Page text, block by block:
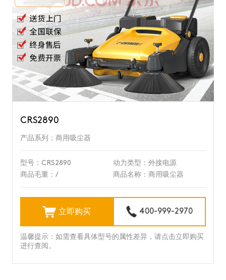
CRS2890
产品系列：商用吸尘器
型号：CRS2890
动力类型：外接电源
商品毛重：/
商品名称：商用吸尘器
立即购买 400-999-2970
温馨提示：如需查看具体型号的属性差异，请点击立即购买
进行查阅。